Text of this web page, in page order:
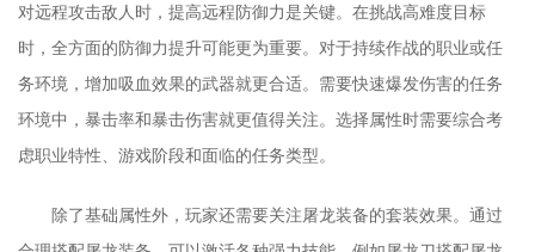
对远程攻击敌人时，提高远程防御力是关键。在挑战高难度目标
时，全方面的防御力提升可能更为重要。对于持续作战的职业或任
务环境，增加吸血效果的武器就更合适。需要快速爆发伤害的任务
环境中，暴击率和暴击伤害就更值得关注。选择属性时需要综合考
虑职业特性、游戏阶段和面临的任务类型。
除了基础属性外，玩家还需要关注屠龙装备的套装效果。通过